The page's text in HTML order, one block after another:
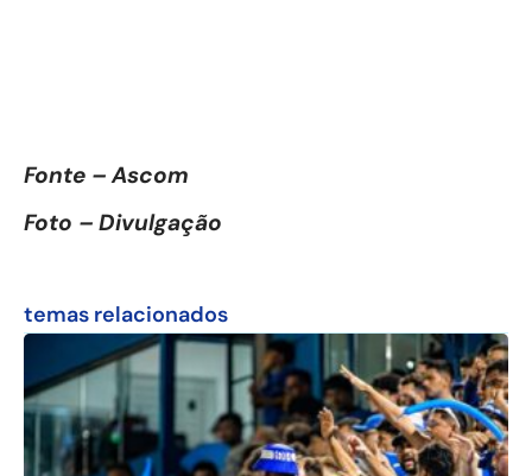
Fonte – Ascom
Foto – Divulgação
temas relacionados